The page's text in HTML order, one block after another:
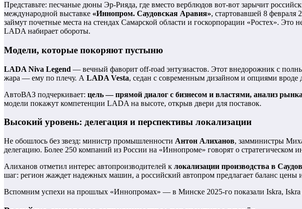
Представьте: песчаные дюны Эр-Рияда, где вместо верблюдов вот-вот зарычит
международной выставке «Иннопром. Саудовская Аравия», стартовавшей 8 февраля
займут почетные места на стендах Самарской области и госкорпорации «Ростех».
LADA набирает обороты.
Модели, которые покоряют пустыню
LADA Niva Legend — вечный фаворит off-road энтузиастов. Этот внедорожник с
жара — ему по плечу. А LADA Vesta, седан с современным дизайном и опциями вроде
АвтоВАЗ подчеркивает: цель — прямой диалог с бизнесом и властями, анализ
модели покажут компетенции LADA на высоте, открыв двери для поставок.
Высокий уровень: делегация и перспективы локализации
Не обошлось без звезд: министр промышленности Антон Алиханов, замминистры
делегацию. Более 250 компаний из России на «Иннопроме» говорят о стратегическом
Алиханов отметил интерес автопроизводителей к локализации производства в
шаг: регион жаждет надежных машин, а российский автопром предлагает баланс цены и
Вспомним успехи на прошлых «Иннопромах» — в Минске 2025-го показали Iskra, Iskra